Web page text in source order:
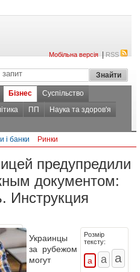
Мобільна версія|RSS
Бізнес
Суспільство
ПП
Наука та здоров'я
і банки Ринки
предупредили
документом:
Инструкция
Розмір
тексту:
Украинцы
за рубежом
могут